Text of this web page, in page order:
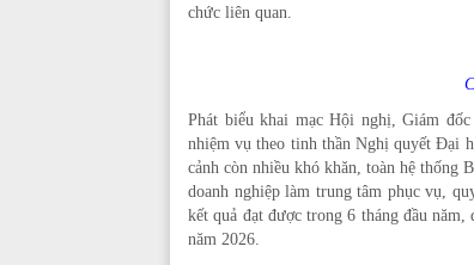
chức liên quan.
Phát biểu khai mạc Hội nghị, Giám
nhiệm vụ theo tinh thần Nghị quyết Đại
cảnh còn nhiều khó khăn, toàn hệ thống
doanh nghiệp làm trung tâm phục vụ,
kết quả đạt được trong 6 tháng đầu
năm 2026.